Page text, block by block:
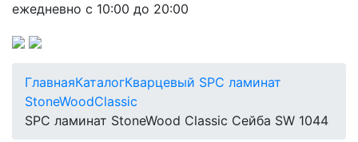
ежедневно с 10:00 до 20:00
ГлавнаяКаталогКварцевый SPC ламинат
StoneWoodClassic
SPC ламинат StoneWood Classic Сейба SW 1044